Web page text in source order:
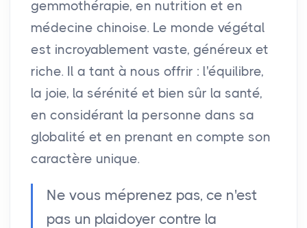
gemmothérapie, en nutrition et en
médecine chinoise. Le monde végétal
est incroyablement vaste, généreux et
riche. Il a tant à nous offrir : l'équilibre,
la joie, la sérénité et bien sûr la santé,
en considérant la personne dans sa
globalité et en prenant en compte son
caractère unique.
Ne vous méprenez pas, ce n'est
pas un plaidoyer contre la